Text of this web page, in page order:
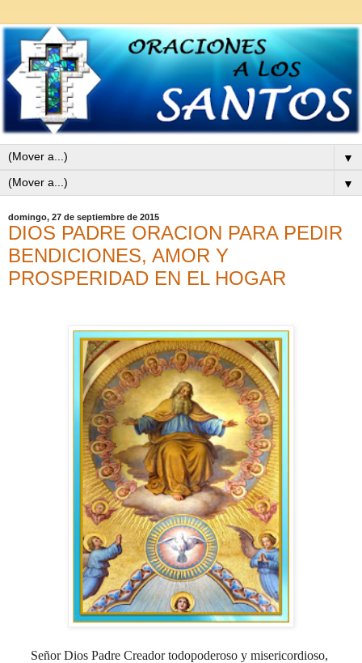
▼
▼
domingo, 27 de septiembre de 2015
DIOS PADRE ORACION PARA PEDIR
BENDICIONES, AMOR Y
PROSPERIDAD EN EL HOGAR
Señor Dios Padre Creador todopoderoso y misericordioso,